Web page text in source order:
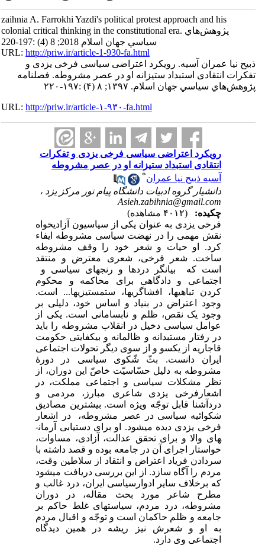
zaihnia A. Farrokhi Yazdi's political protest approach and his
colonial critical thinking in the constitutional era. پژوهش‌هاي
سياسي جهان اسلام 2018; 8 (4) :197-220
URL:http://priw.ir/article-1-930-fa.html
ذبیح نیا عمران آسیه. رویکرد اعتراضی سیاسی فرخی یزدی و
تفکرات انتقادی استبداد ستیزانه او در عصر مشروطه. فصلنامه
پژوهش‌هاي سياسي جهان اسلام. ۱۳۹۷; ۸ (۴) :۱۹۷-۲۲۰
URL:http://priw.ir/article-۱-۹۳۰-fa.html
رویکرد اعتراضی سیاسی فرخی یزدی و تفکرات
انتقادی استبداد ستیزانه او در عصر مشروطه
آسیه ذبیح نیا عمران
*
دانشیار گروه ادبیات دانشگاه پیام نور مرکز یزد ،
Asieh.zabihnia@gmail.com
چکیده:
فرخی یزدی به عنوان یکی از سیاسیون آزادی­خواه
نقش مهمی را در نهضت سیاسی مشروطه ایفاء
کرد. او حیات و شعر خود را وقف مشروطه
ساخت.شعر فرخی، شعری معترض و منتقد
است که بیانگر دردها و رنج­های سیاسی و
اجتماعی و دادگاهی برای محاکمه و محکوم
کردن تباهی­ها، افشاگری­ها، ستم­ستیزی­ها... است.
وجود اعتراض در بنیاد و اساس خود، دلیلی بر
وجود یک نقص، ظلم و نابسامانی است. یکی از
عوامل سیاسی دخیل در انقلاب مشروطه را باید
در رفتار مستبدانه و ظالمانه و بی­کفایتی حکومت
قاجاریه از یکسو و از سوی دیگر تحولات اجتماعی
ایران دانست. بثّ شّکوی سیاسی در دورۀ
مشروطه به دلیل حسّاسیّت خاصّ این دوران، از
نظر مشکلات سیاسی و اجتماعی مملکت، در
اشعارفرخی یزدی شاعری مبارز، مردمی و
دردآشنا قابل توجّه ویژه است. بیشترین مصادیق
شکوائیه سیاسی در عصر مشروطه، در اشعار
فرخی یزدی دیده می­شود.او برای دستیابی آرمان­
های والا و برای تحقق عدالت، آزادی، مساوات،
خواستار اجرای آن در جامعه بوده­ و قصد داشته با
سردادن فریاد اعتراض و انتقاد از سلاطین وقت،
مردم را آگاه سازد. از این بررسی دریافت می­شود
که برخلاف سایر ادوارسیاسی ایران، درد غالب و
مطرح شاعر مورد بحث مقاله، در دوران
مشروطه، درد مردم، سیاست­های غلط حاکم بر
جامعه و ظلم حاکمان است و توجّه و اقبال مردم
به او و شعرش نیز ریشه در همین دیدگاه
اجتماعی وی دارد.